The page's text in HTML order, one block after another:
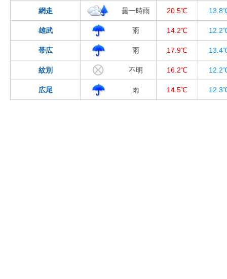
網走 曇一時雨 20.5℃
雄武 雨 14.2℃
帯広 雨 17.9℃
紋別 不明 16.2℃
広尾 雨 14.5℃